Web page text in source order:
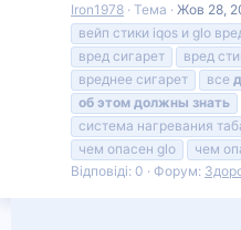
Iron1978 Тема Жов 28,
вейп стики iqos и glo
вред сигарет
вред
вреднее сигарет
все
об этом должны знать
система нагревания
чем опасен glo
чем
Відповіді: 0
Форум: